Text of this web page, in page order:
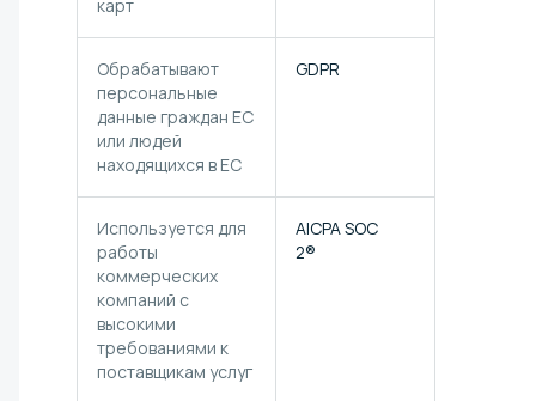
карт
Обрабатывают
персональные
данные граждан ЕС
или людей
находящихся в ЕС
GDPR
Используется для
работы
коммерческих
компаний с
высокими
требованиями к
поставщикам услуг
AICPA SOC
2®